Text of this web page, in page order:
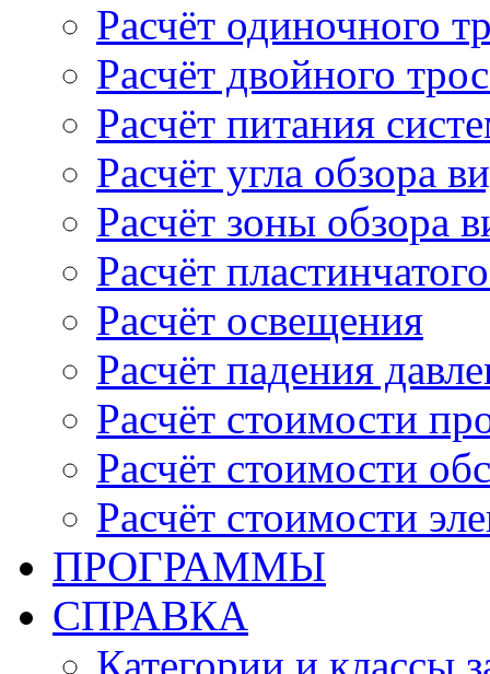
Расчёт одиночного
Расчёт двойного
Расчёт питания
Расчёт угла обзора
Расчёт зоны обзора
Расчёт
Расчёт освещения
Расчёт падения
Расчёт стоимости
Расчёт стоимости
Расчёт стоимости
ПРОГРАММЫ
СПРАВКА